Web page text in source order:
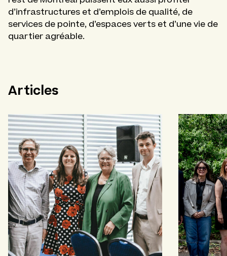
d’infrastructures et d’emplois de qualité, de
services de pointe, d’espaces verts et d’une vie de
quartier agréable.
Articles